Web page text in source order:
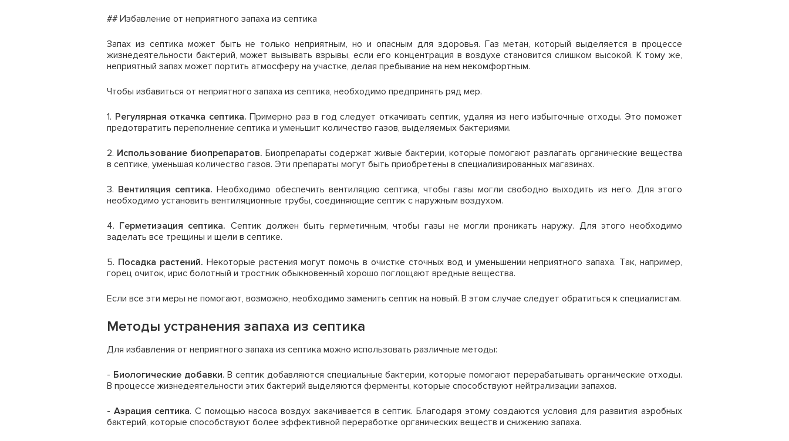
## Избавление от неприятного запаха из септика
Запах из септика может быть не только неприятным, но и опасным для здоровья. Газ метан, который выделяется в процессе
жизнедеятельности бактерий, может вызывать взрывы, если его концентрация в воздухе становится слишком высокой. К тому же,
неприятный запах может портить атмосферу на участке, делая пребывание на нем некомфортным.
Чтобы избавиться от неприятного запаха из септика, необходимо предпринять ряд мер.
1. Регулярная откачка септика. Примерно раз в год следует откачивать септик, удаляя из него избыточные отходы. Это поможет
предотвратить переполнение септика и уменьшит количество газов, выделяемых бактериями.
2. Использование биопрепаратов. Биопрепараты содержат живые бактерии, которые помогают разлагать органические вещества
в септике, уменьшая количество газов. Эти препараты могут быть приобретены в специализированных магазинах.
3. Вентиляция септика. Необходимо обеспечить вентиляцию септика, чтобы газы могли свободно выходить из него. Для этого
необходимо установить вентиляционные трубы, соединяющие септик с наружным воздухом.
4. Герметизация септика. Септик должен быть герметичным, чтобы газы не могли проникать наружу. Для этого необходимо
заделать все трещины и щели в септике.
5. Посадка растений. Некоторые растения могут помочь в очистке сточных вод и уменьшении неприятного запаха. Так, например,
горец очиток, ирис болотный и тростник обыкновенный хорошо поглощают вредные вещества.
Если все эти меры не помогают, возможно, необходимо заменить септик на новый. В этом случае следует обратиться к специалистам.
Методы устранения запаха из септика
Для избавления от неприятного запаха из септика можно использовать различные методы:
- Биологические добавки. В септик добавляются специальные бактерии, которые помогают перерабатывать органические отходы.
В процессе жизнедеятельности этих бактерий выделяются ферменты, которые способствуют нейтрализации запахов.
- Аэрация септика. С помощью насоса воздух закачивается в септик. Благодаря этому создаются условия для развития аэробных
бактерий, которые способствуют более эффективной переработке органических веществ и снижению запаха.